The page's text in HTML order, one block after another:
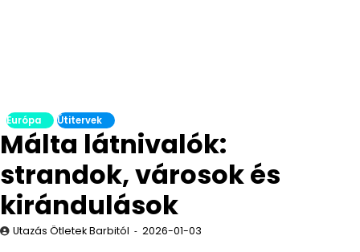
Európa Útitervek
Málta látnivalók:
strandok, városok és
kirándulások
Utazás Ötletek Barbitól 2026-01-03